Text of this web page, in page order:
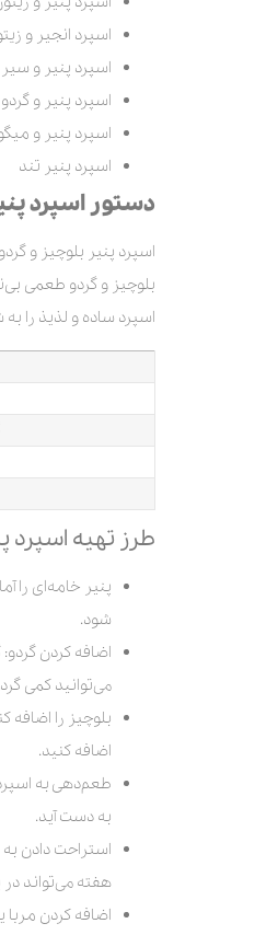
اسپرد انجیر و
اسپرد پنیر و سیر
اسپرد پنیر و گردو
اسپرد پنیر و
اسپرد پنیر تند
دستور اسپرد
اسپرد پنیر بلوچیز و
بلوچیز و گردو طعمی
اسپرد ساده و لذیذ را
طرز تهیه اسپرد
پنیر خامه‌ای را
شود.
اضافه کردن
می‌توانید کمی
بلوچیز را
اضافه کنید.
طعم‌دهی به
به دست آید.
استراحت دادن
هفته می‌تواند
اضافه کردن